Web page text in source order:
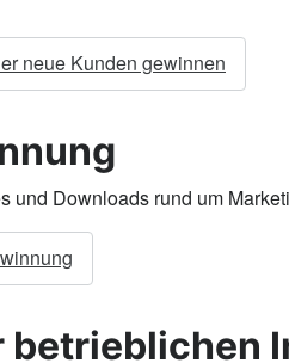
neue Kunden gewinnen
und Downloads rund um
betrieblichen